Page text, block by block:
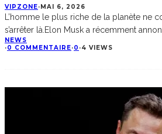
VIPZONE· MAI 6, 2026
L’homme le plus riche de la planète ne
s’arrêter là.Elon Musk a récemment
NEWS
·0 COMMENTAIRE·0 ·4 VIEWS